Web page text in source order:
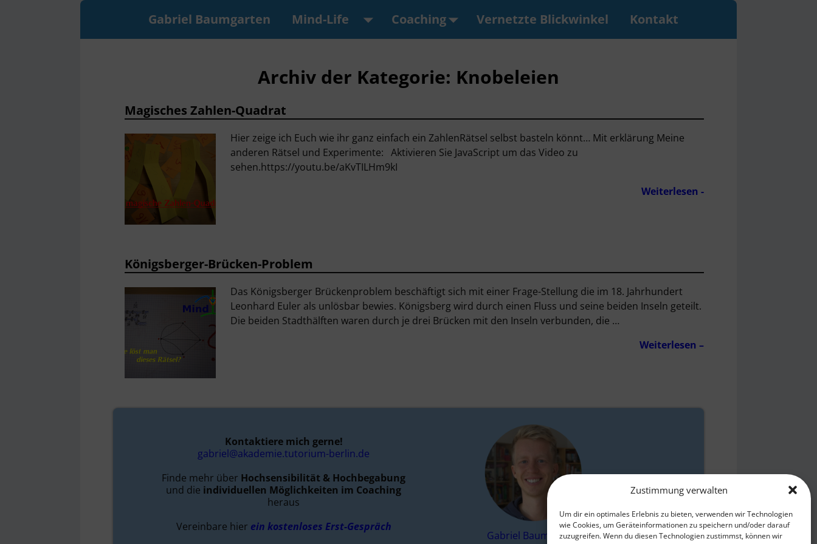
Zustimmung verwalten
Um dir ein optimales Erlebnis zu bieten, verwenden wir Technologien
wie Cookies, um Geräteinformationen zu speichern und/oder darauf
zuzugreifen. Wenn du diesen Technologien zustimmst, können wir
Gabriel Baumgarten Mind-Life ⠀ Coaching Vernetzte Blickwinkel Kontakt
Archiv der Kategorie: Knobeleien
Magisches Zahlen-Quadrat
Hier zeige ich Euch wie ihr ganz einfach ein ZahlenRätsel selbst basteln könnt… Mit erklärung Meine
anderen Rätsel und Experimente: Aktivieren Sie JavaScript um das Video zu
sehen.https://youtu.be/aKvTILHm9kI
Weiterlesen -
Königsberger-Brücken-Problem
Das Königsberger Brückenproblem beschäftigt sich mit einer Frage-Stellung die im 18. Jahrhundert
Leonhard Euler als unlösbar bewies. Königsberg wird durch einen Fluss und seine beiden Inseln geteilt.
Die beiden Stadthälften waren durch je drei Brücken mit den Inseln verbunden, die …
Weiterlesen –
Kontaktiere mich gerne!
gabriel@akademie.tutorium-berlin.de
Finde mehr über Hochsensibilität & Hochbegabung
und die individuellen Möglichkeiten im Coaching
heraus
Vereinbare hier ein kostenloses Erst-Gespräch
Gabriel Baumgarten